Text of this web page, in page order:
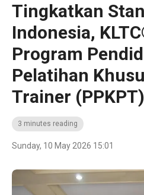
Tingkatkan
Indonesia,
Program
Pelatihan
Trainer (PPKPT)
3 minutes reading
Sunday, 10 May 2026 15:01